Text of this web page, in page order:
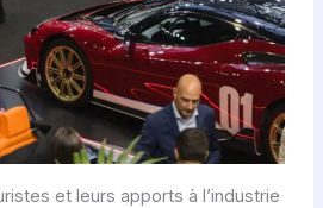
et leurs apports à l’industrie